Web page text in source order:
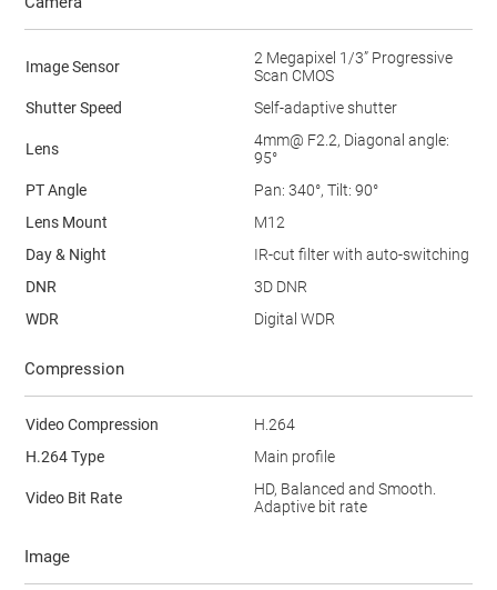
Image Sensor
2 Megapixel 1/3” Progressive
Scan CMOS
Shutter Speed
Self-adaptive shutter
Lens
4mm@ F2.2, Diagonal angle:
95°
PT Angle
Pan: 340°, Tilt: 90°
Lens Mount
M12
Day & Night
IR-cut filter with auto-switching
DNR
3D DNR
WDR
Digital WDR
Compression
Video Compression
H.264
H.264 Type
Main profile
Video Bit Rate
HD, Balanced and Smooth.
Adaptive bit rate
Image